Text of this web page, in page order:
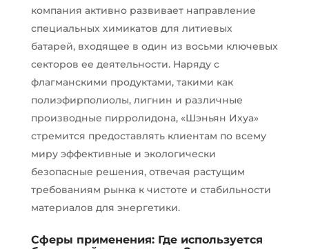
компания активно развивает направление
специальных химикатов для литиевых
батарей, входящее в один из восьми ключевых
секторов ее деятельности. Наряду с
флагманскими продуктами, такими как
полиэфирполиолы, лигнин и различные
производные пирролидона, «Шэньян Ихуа»
стремится предоставлять клиентам по всему
миру эффективные и экологически
безопасные решения, отвечая растущим
требованиям рынка к чистоте и стабильности
материалов для энергетики.
Сферы применения: Где используется